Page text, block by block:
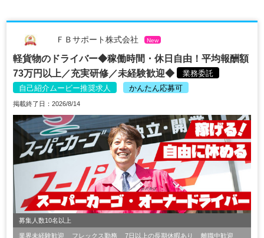
ＦＢサポート株式会社 New
軽貨物のドライバー◆稼働時間・休日自由！平均報酬額
73万円以上／充実研修／未経験歓迎◆
業務委託
自己紹介ムービー推奨求人
かんたん応募可
掲載終了日：2026/8/14
募集人数10名以上
業界未経験歓迎 フレックス勤務 7日以上の長期休暇あり
離職中歓迎